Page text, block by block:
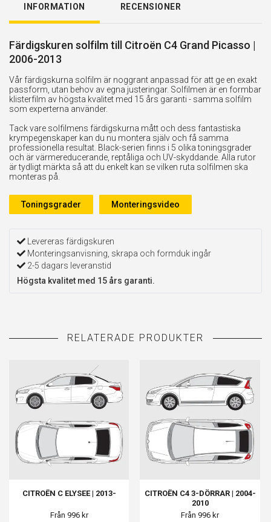
INFORMATION RECENSIONER
Färdigskuren solfilm till Citroën C4 Grand Picasso |
2006-2013
Vår färdigskurna solfilm är noggrant anpassad för att ge en exakt
passform, utan behov av egna justeringar. Solfilmen är en formbar
klisterfilm av högsta kvalitet med 15 års garanti - samma solfilm
som experterna använder.
Tack vare solfilmens färdigskurna mått och dess fantastiska
krympegenskaper kan du nu montera själv och få samma
professionella resultat. Black-serien finns i 5 olika toningsgrader
och är värmereducerande, reptåliga och UV-skyddande. Alla rutor
är tydligt märkta så att du enkelt kan se vilken ruta solfilmen ska
monteras på.
Toningsgrader Monteringsvideo
Levereras färdigskuren
Monteringsanvisning, skrapa och formduk ingår
2-5 dagars leveranstid
Högsta kvalitet med 15 års garanti.
CITROËN C ELYSEE | 2013-
Från 996 kr
CITROËN C4 3-DÖRRAR | 2004-
2010
Från 996 kr